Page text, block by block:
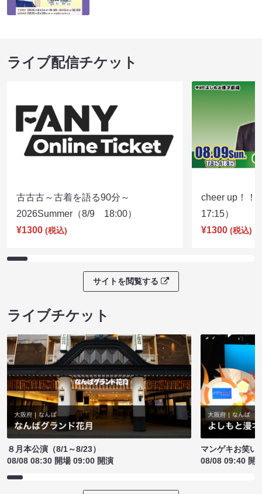
ライブ配信チケット
古古古～古着を語る90分～
2026Summer（8/9 18:00）
¥1300 (税込)
cheer up！
17:15）
¥1300 (税込)
サイトを閲覧する
ライブチケット
８月本公演（8/1～8/23）
08/08 08:30 開場 09:00 開演
マンゲキお笑い
08/08 09:40 開